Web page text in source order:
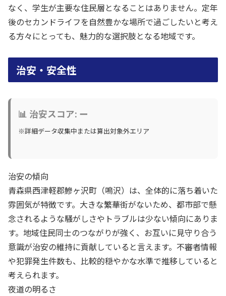
なく、学生が主要な住民層となることはありません。定年
後のセカンドライフを自然豊かな場所で過ごしたいと考え
る方々にとっても、魅力的な選択肢となる地域です。
治安・安全性
📊 治安スコア: ー
※詳細データ収集中または算出対象外エリア
治安の傾向
青森県西津軽郡鰺ヶ沢町（鳴沢）は、全体的に落ち着いた
雰囲気が特徴です。大きな繁華街がないため、都市部で懸
念されるような騒がしさやトラブルは少ない傾向にありま
す。地域住民同士のつながりが強く、お互いに見守り合う
意識が治安の維持に貢献していると言えます。不審者情報
や犯罪発生件数も、比較的穏やかな水準で推移していると
考えられます。
夜道の明るさ